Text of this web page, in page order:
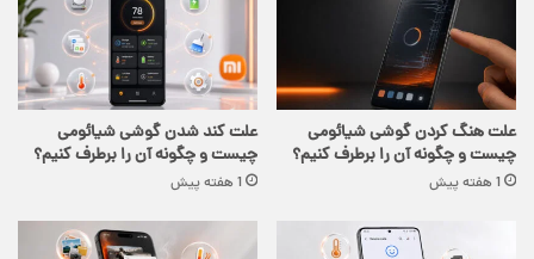
علت هنگ کردن گوشی شیائومی
چیست و چگونه آن را برطرف کنیم؟
1 هفته پیش
علت کند شدن گوشی شیائومی
چیست و چگونه آن را برطرف کنیم؟
1 هفته پیش